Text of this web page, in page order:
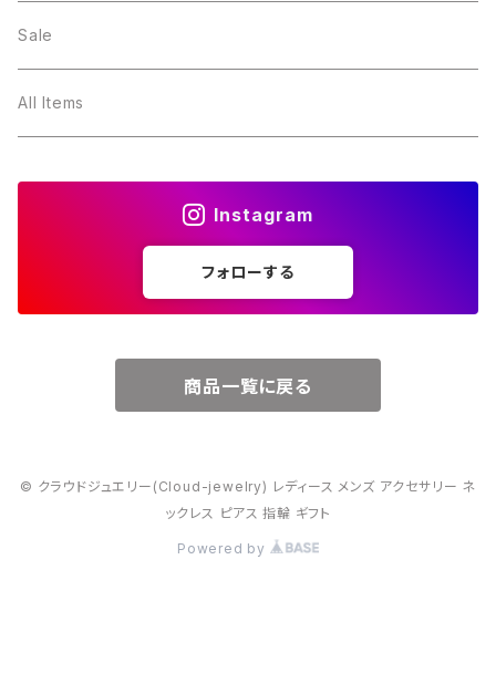
２月・アメジスト
３月・アクアマリン
～5000円
～10000円
Sale
All Items
Instagram
フォローする
商品一覧に戻る
© クラウドジュエリー(Cloud-jewelry) レディース メンズ アクセサリー ネ
ックレス ピアス 指輪 ギフト
Powered by